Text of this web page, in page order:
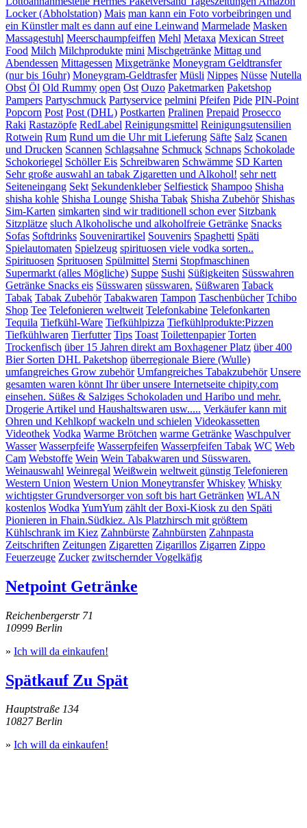
Locker (Abholstation) Mais man kann ein Foto vorbeibringen und
ein Künstler malt es dann auf eine Leinwand Marmelade Masken
Massagestuhl Meerschaumpfeiffen Mehl Metaxa Mexican Street
Food Milch Milchprodukte mini Mischgetränke Mittag und
Abendessen Mittagessen Mixgetränke Moneygram Geldtransfer
(nur bis 16uhr) Moneygram-Geldtrasfer Müsli Nippes Nüsse Nutella
Obst Öl Old Rummy open Ost Ouzo Paketmarken Paketshop
Pampers Partyschmuck Partyservice pelmini Pfeifen Pide PIN-Point
Popcorn Post Post (DHL) Postkarten Pralinen Prepaid Prosecco
Raki Rastazöpfe RedLabel Reinigungsmittel Reinigungsutensilien
Rotwein Rum Rund um die Uhr mit Lieferung Säfte Salz Scanen
und Drucken Scannen Schlagsahne Schmuck Schnaps Schokolade
Schokoriegel Schöller Eis Schreibwaren Schwämme SD Karten
Sehr große auswahl an tabak Zigaretten und Alkohol! sehr nett
Seiteneingang Sekt Sekundenkleber Selfiestick Shampoo Shisha
shisha kohle Shisha Lounge Shisha Tabak Shisha Zubehör Shishas
Sim-Karten simkarten sind wir traditionell schon ever Sitzbank
Sitzplätze sluch Alkoholische und alkoholfreie Getränke Snacks
Sofas Softdrinks Souvenirartikel Souvenirs Spaghetti Späti
Spielautomaten Spielzeug spirituosen viele vodka sorten..
Spirituosen Sprituosen Spülmittel Sterni Stopfmaschinen
Supermarkt (alles Mögliche) Suppe Sushi Süßigkeiten Süsswahren
Getränke Snacks eis Süsswaren süsswaren. Süßwaren Taback
Tabak Tabak Zubehör Tabakwaren Tampon Taschenbücher Tchibo
Shop Tee Telefonieren weltweit Telefonkabine Telefonkarten
Tequila Tiefkühl-Ware Tiefkühlpizza Tiefkühlprodukte:Pizzen
Tiefkühlwaren Tierfutter Tips Toast Toilettenpapier Torten
Trockenfisch über 15 Jahren direkt am Boxhagener Platz über 400
Bier Sorten DHL Paketshop überregionale Biere (Wulle)
umfangreiches Grow zubehör Umfangreiches Tabakzubehör Unsere
gesamten waren könnt Ihr über unsere Internetseite chipity.com
einsehen. Süßes & Salziges Schokoladen und Haribo und mehr.
Drogerie Artikel und Haushaltswaren usw..... Verkäufer kann mit
Ohren und Kehlkopf wackeln und schielen Videokassetten
Videothek Vodka Warme Brötchen warme Getränke Waschpulver
Wasser Wasserpfeife Wasserpfeifen Wasserpfeifen Tabak WC Web
Cam Webstoffe Wein Wein Tabakwaren und Süsswaren.
Weinauswahl Weinregal Weißwein weltweit günstig Telefonieren
Western Union Western Union Moneytransfer Whiskey Whisky
wichtigster Grundversorger von soft bis hart Getränken WLAN
kostenlos Wodka YumYum zählt der Boxi-Kiosk zu den Späti
Pionieren in Fhain.Südkiez. Als Platzhirsch mit größtem
Kühlschrank im Kiez Zahnbürste Zahnbürsten Zahnpasta
Zeitschriften Zeitungen Zigaretten Zigarillos Zigarren Zippo
Feuerzeuge Zucker zwitschernder Vogelkäfig
Netpoint Getränke
Reichenbergerstr 71
10999 Berlin
» Ich will da einkaufen!
Spätkauf Zu Spät
Hauptstraße 134
10827 Berlin
» Ich will da einkaufen!